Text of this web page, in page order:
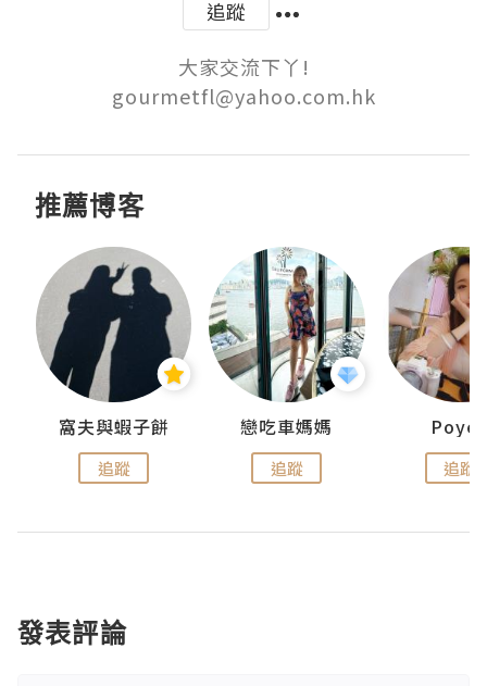
追蹤
大家交流下丫!
gourmetfl@yahoo.com.hk
推薦博客
窩夫與蝦子餅
追蹤
戀吃車媽媽
追蹤 追蹤
發表評論